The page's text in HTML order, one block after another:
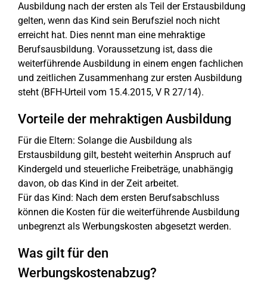
Ausbildung nach der ersten als Teil der Erstausbildung
gelten, wenn das Kind sein Berufsziel noch nicht
erreicht hat. Dies nennt man eine mehraktige
Berufsausbildung. Voraussetzung ist, dass die
weiterführende Ausbildung in einem engen fachlichen
und zeitlichen Zusammenhang zur ersten Ausbildung
steht (BFH-Urteil vom 15.4.2015, V R 27/14).
Vorteile der mehraktigen Ausbildung
Für die Eltern: Solange die Ausbildung als
Erstausbildung gilt, besteht weiterhin Anspruch auf
Kindergeld und steuerliche Freibeträge, unabhängig
davon, ob das Kind in der Zeit arbeitet.
Für das Kind: Nach dem ersten Berufsabschluss
können die Kosten für die weiterführende Ausbildung
unbegrenzt als Werbungskosten abgesetzt werden.
Was gilt für den
Werbungskostenabzug?